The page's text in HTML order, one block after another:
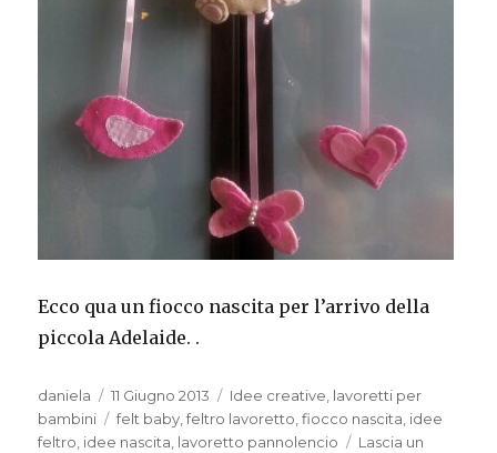
Ecco qua un fiocco nascita per l’arrivo della
piccola Adelaide. .
Autore
daniela
Pubblicato
il
11 Giugno 2013 Categorie
Idee creative, lavoretti per
bambini
Tag
felt baby,feltro lavoretto,fiocco nascita, idee
feltro, idee nascita, lavoretto pannolencio
Lascia un